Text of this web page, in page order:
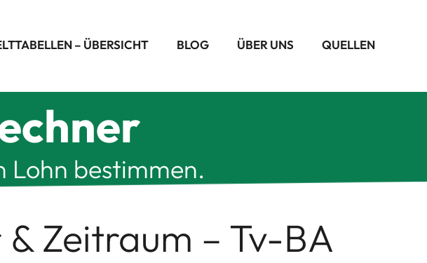
– ÜBERSICHT BLOG ÜBER UNS QUELLEN
Lohn bestimmen.
Zeitraum – Tv-BA